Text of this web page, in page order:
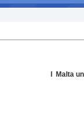
Malta